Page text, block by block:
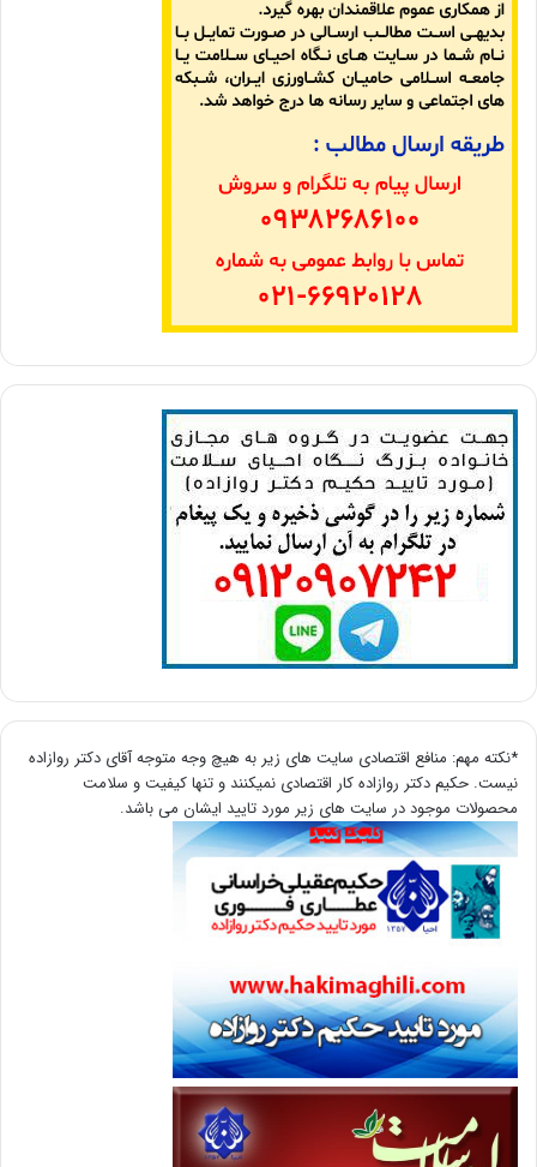
*نکته مهم: منافع اقتصادی سایت های زیر به هیچ وجه متوجه آقای دکتر روازاده
نیست. حکیم دکتر روازاده کار اقتصادی نمیکنند و تنها کیفیت و سلامت
محصولات موجود در سایت های زیر مورد تایید ایشان می باشد.